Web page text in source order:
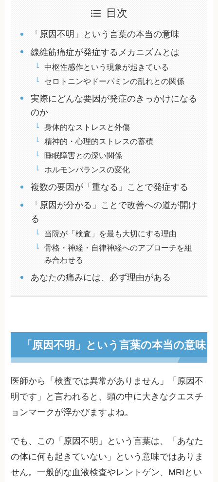
目次
「原因不明」という言葉の本当の意味
線維筋痛症が発症するメカニズムとは
中枢性感作という現象が起きている
セロトニンやドーパミンの乱れとの関係
実際にどんな要因が発症のきっかけになる
のか
身体的なストレスと外傷
精神的・心理的ストレスの蓄積
睡眠障害との深い関係
ホルモンバランスの変化
複数の要因が「重なる」ことで発症する
「原因が分かる」ことで改善への道が開け
る
当院が「検査」を最も大切にする理由
骨格・神経・自律神経へのアプローチを組
み合わせる
あなたの痛みには、必ず理由がある
「原因不明」という言葉の本当の意味
医師から「検査では異常がありません」「原因不
明です」と言われると、頭の中に大きなクエスチ
ョンマークが浮かびますよね。
でも、この「原因不明」という言葉は、「あなた
の体に何も起きていない」という意味ではありま
せん。一般的な血液検査やレントゲン、MRIとい